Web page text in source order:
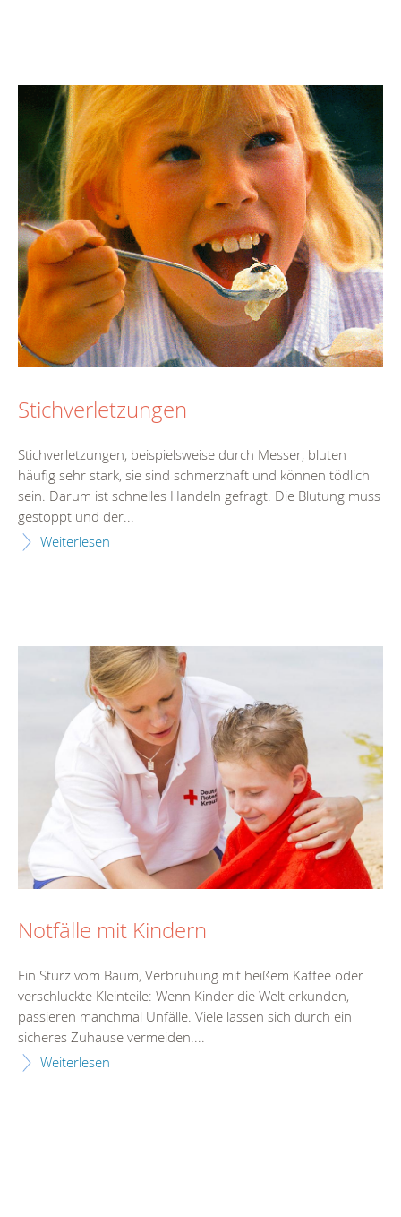
Stichverletzungen
Stichverletzungen, beispielsweise durch Messer, bluten
häufig sehr stark, sie sind schmerzhaft und können tödlich
sein. Darum ist schnelles Handeln gefragt. Die Blutung muss
gestoppt und der...
Weiterlesen
Notfälle mit Kindern
Ein Sturz vom Baum, Verbrühung mit heißem Kaffee oder
verschluckte Kleinteile: Wenn Kinder die Welt erkunden,
passieren manchmal Unfälle. Viele lassen sich durch ein
sicheres Zuhause vermeiden....
Weiterlesen